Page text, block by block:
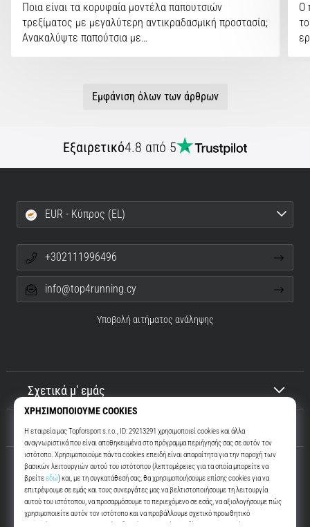
Ποια είναι τα κορυφαία μοντέλα παπουτσιών
τρεξίματος με μεγαλύτερη αντικραδασμική προστασία;
Ανακαλύψτε παπούτσια με…
Ο
Εμφάνιση όλων των άρθρων
Εξαιρετικό4.8 από 5
Σχετικά μ' εμάς
Εξυπηρέτηση πελατών
EUR - Κύπρος (EL)
+302111996496
info@top4running.cy
Υποβολή αιτήματος ανάληψης